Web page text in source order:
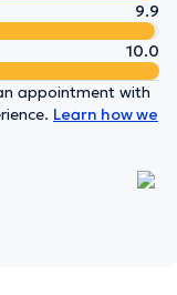
9.9
10.0
appointment with
Learn how we